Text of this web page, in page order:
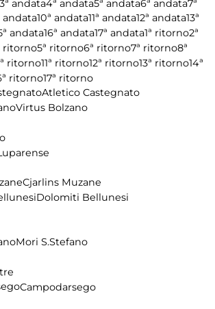
3ª andata4ª andata5ª andata6ª andata7ª
andata10ª andata11ª andata12ª andata13ª
andata16ª andata17ª andata1ª ritorno2ª
ritorno5ª ritorno6ª ritorno7ª ritorno8ª
ritorno11ª ritorno12ª ritorno13ª ritorno14ª
ritorno17ª ritorno
Atletico Castegnato
Virtus Bolzano
Cjarlins Muzane
Dolomiti Bellunesi
Mori S.Stefano
Campodarsego